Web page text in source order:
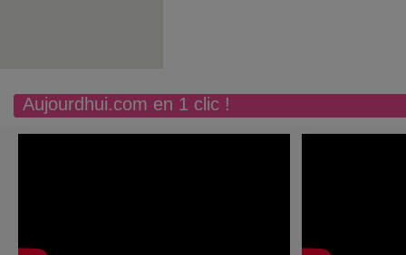
Aujourdhui.com en 1 clic !